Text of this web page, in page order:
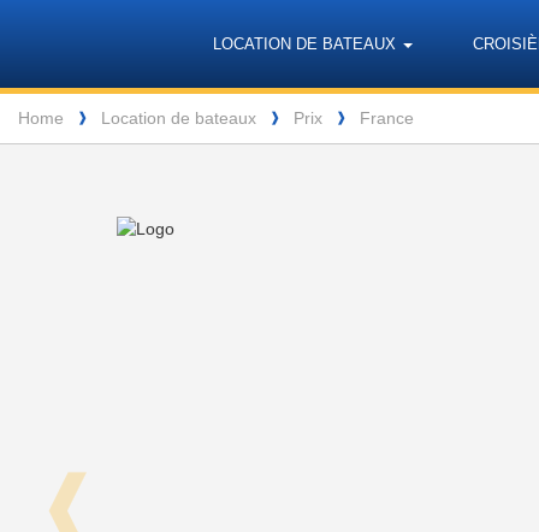
Barone
Yachting
LOCATION DE BATEAUX
Breadcrumb
Home ❱ Location de bateaux ❱ Prix ❱ France
❰